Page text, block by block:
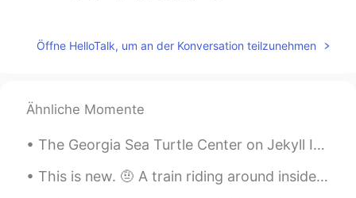
Öffne HelloTalk, um an der Konversation teilzunehmen
Ähnliche Momente
The Georgia Sea Turtle Center on Jekyll Island. Georgia's first sea turtle rehabilitation, resea...
This is new. 🤨 A train riding around inside a shopping centre! It's a little embarrassing for an...